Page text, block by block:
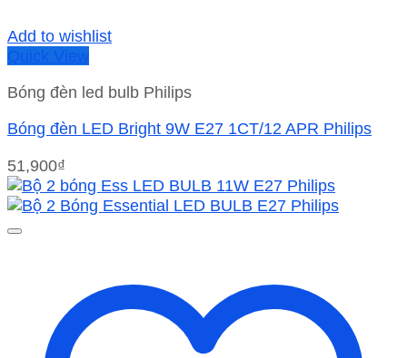
Add to wishlist
Quick View
Bóng đèn led bulb Philips
Bóng đèn LED Bright 9W E27 1CT/12 APR Philips
51,900₫